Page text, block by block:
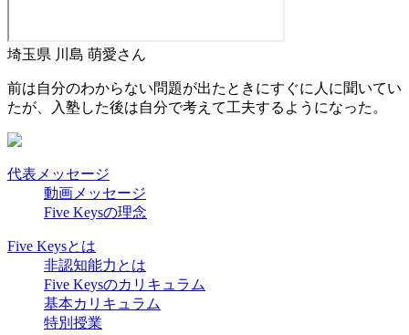
埼玉県 川島 萌愛さん
前は自分のわからない問題が出たときにすぐに人に聞いてい
たが、入塾した後は自分で考えて工夫するようになった。
代表メッセージ
動画メッセージ
Five Keysの理念
Five Keysとは
非認知能力とは
Five Keysのカリキュラム
基本カリキュラム
特別授業